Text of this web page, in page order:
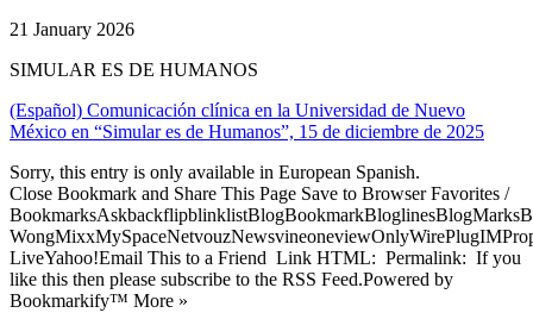
21 January 2026
SIMULAR ES DE HUMANOS
(Español) Comunicación clínica en la Universidad de Nuevo
México en “Simular es de Humanos”, 15 de diciembre de 2025
Sorry, this entry is only available in European Spanish.
Close Bookmark and Share This Page Save to Browser Favorites /
LiveYahoo!Email This to a Friend Link HTML: Permalink: If you
like this then please subscribe to the RSS Feed.Powered by
Bookmarkify™ More »